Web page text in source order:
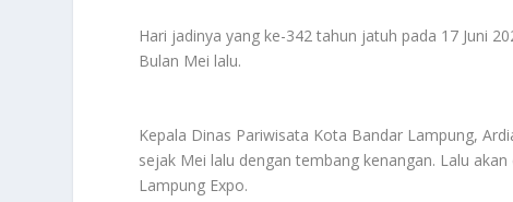
Hari jadinya yang ke-342 tahun jatuh pada 17 Juni
Bulan Mei lalu.
Kepala Dinas Pariwisata Kota Bandar Lampung,
sejak Mei lalu dengan tembang kenangan. Lalu
Lampung Expo.